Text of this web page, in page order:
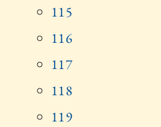
115
116
117
118
119